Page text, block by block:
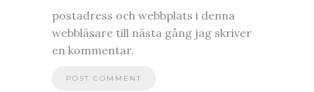
postadress och webbplats i denna
webbläsare till nästa gång jag skriver
en kommentar.